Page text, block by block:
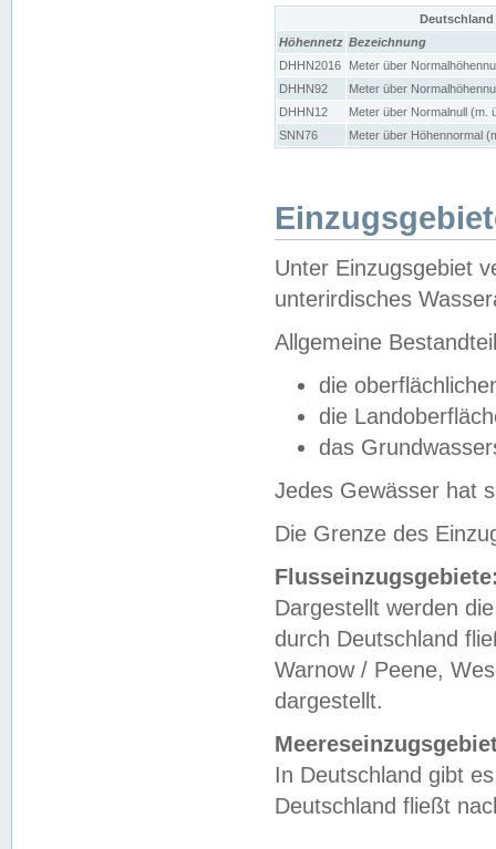
Höhennetz Bezeichnung
DHHN2016
Meter über
DHHN92
Meter über
DHHN12
Meter über Normalnull (m.
SNN76
Meter über Höhennormal
Unter Einzugsgebiet
unterirdisches
Allgemeine
die
die
das
Jedes Gewässer hat
Die Grenze des
Dargestellt werden
durch Deutschland
Warnow / Peene,
dargestellt.
In Deutschland gibt
Deutschland fließt